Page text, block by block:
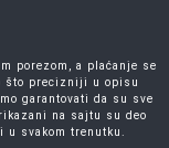
porezom, a plaćanje se
što precizniji u opisu
garantovati da su sve
na sajtu su deo
u svakom trenutku.